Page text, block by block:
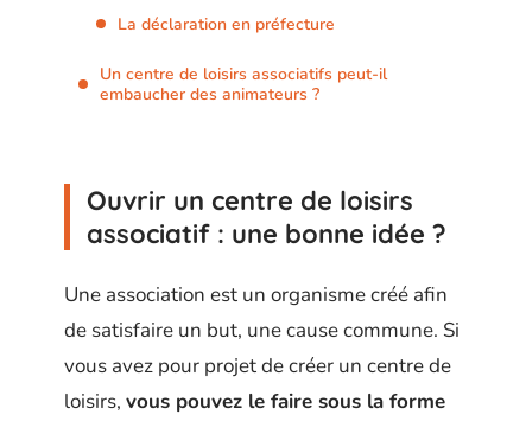
La déclaration en préfecture
Un centre de loisirs associatifs peut-il
embaucher des animateurs ?
Ouvrir un centre de loisirs
associatif : une bonne idée ?
Une association est un organisme créé afin
de satisfaire un but, une cause commune. Si
vous avez pour projet de créer un centre de
loisirs, vous pouvez le faire sous la forme